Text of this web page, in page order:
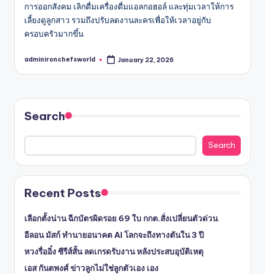
การออกสังคม เลิกดื่มเครื่องดื่มแอลกอฮอล์ และทุ่มเวลาให้การ
เลี้ยงดูลูกสาว รวมถึงปรับลดงานละครเพื่อให้เวลาอยู่กับ
ครอบครัวมากขึ้น
Posted
adminironchefsworld January 22, 2026
Search
Search
Recent Posts
เลือกตั้งน่าน ฉีกบัตรผิดรอย 69 ใบ กกต.สั่งเปลี่ยนตัวด่วน
อีลอน มัสก์ ทำนายอนาคต AI โลกจะถึงทางตันใน 3 ปี
หวงรื่ออิ๋ง ซีรีส์สั้น ลดเกรดรับงาน หลังประสบอุบัติเหตุ
เอส กันตพงศ์ ข่าวลูกไม่ใช่ลูกตัวเอง เอง